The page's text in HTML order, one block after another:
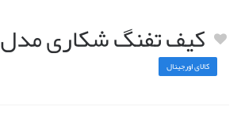
کیف تفنگ شکاری مدل 1618
کالای اورجینال